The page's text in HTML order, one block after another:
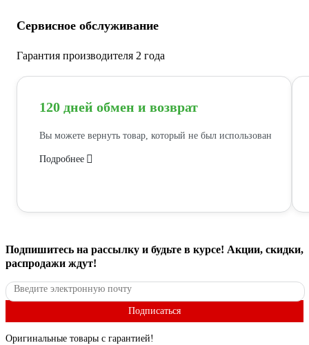
Сервисное обслуживание
Гарантия производителя 2 года
120 дней обмен и возврат
Вы можете вернуть товар, который не был использован
Подробнее
Подпишитесь на рассылку и будьте в курсе! Акции, скидки,
распродажи ждут!
Подписаться
Оригинальные товары с гарантией!